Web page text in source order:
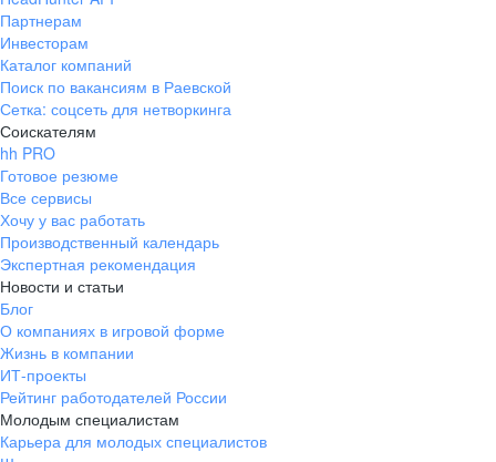
Партнерам
Инвесторам
Каталог компаний
Поиск по вакансиям в Раевской
Сетка: соцсеть для нетворкинга
Соискателям
hh PRO
Готовое резюме
Все сервисы
Хочу у вас работать
Производственный календарь
Экспертная рекомендация
Новости и статьи
Блог
О компаниях в игровой форме
Жизнь в компании
ИТ-проекты
Рейтинг работодателей России
Молодым специалистам
Карьера для молодых специалистов